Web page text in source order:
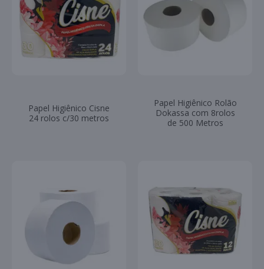
Papel Higiênico Cisne
24 rolos c/30 metros
Papel Higiênico Rolão
Dokassa com 8rolos
de 500 Metros